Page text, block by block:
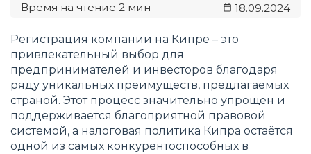
18.09.2024
Регистрация компании на Кипре – это
привлекательный выбор для
предпринимателей и инвесторов благодаря
ряду уникальных преимуществ, предлагаемых
страной. Этот процесс значительно упрощен и
поддерживается благоприятной правовой
системой, а налоговая политика Кипра остаётся
одной из самых конкурентоспособных в